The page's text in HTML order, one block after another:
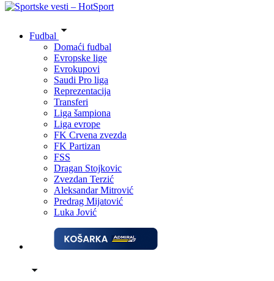
Fudbal
Domaći fudbal
Evropske lige
Evrokupovi
Saudi Pro liga
Reprezentacija
Transferi
Liga šampiona
Liga evrope
FK Crvena zvezda
FK Partizan
FSS
Dragan Stojkovic
Zvezdan Terzić
Aleksandar Mitrović
Predrag Mijatović
Luka Jović